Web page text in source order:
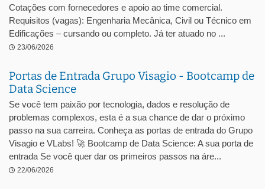
Cotações com fornecedores e apoio ao time comercial.
Requisitos (vagas): Engenharia Mecânica, Civil ou Técnico em
Edificações – cursando ou completo. Já ter atuado no ...
23/06/2026
Portas de Entrada Grupo Visagio - Bootcamp de
Data Science
Se você tem paixão por tecnologia, dados e resolução de
problemas complexos, esta é a sua chance de dar o próximo
passo na sua carreira. Conheça as portas de entrada do Grupo
Visagio e VLabs! 🚀 Bootcamp de Data Science: A sua porta de
entrada Se você quer dar os primeiros passos na áre...
22/06/2026